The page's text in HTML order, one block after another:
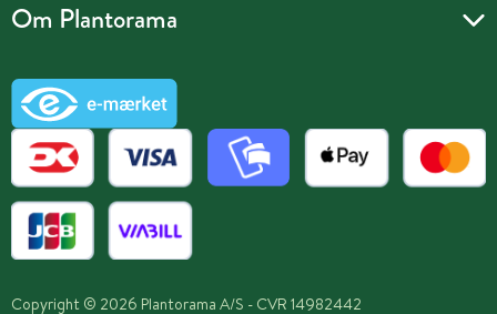
Om Plantorama
Copyright © 2026 Plantorama A/S - CVR 14982442